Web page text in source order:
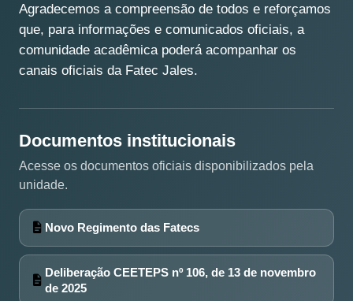
Agradecemos a compreensão de todos e reforçamos
que, para informações e comunicados oficiais, a
comunidade acadêmica poderá acompanhar os
canais oficiais da Fatec Jales.
Documentos institucionais
Acesse os documentos oficiais disponibilizados pela
unidade.
Novo Regimento das Fatecs
Deliberação CEETEPS nº 106, de 13 de novembro
de 2025